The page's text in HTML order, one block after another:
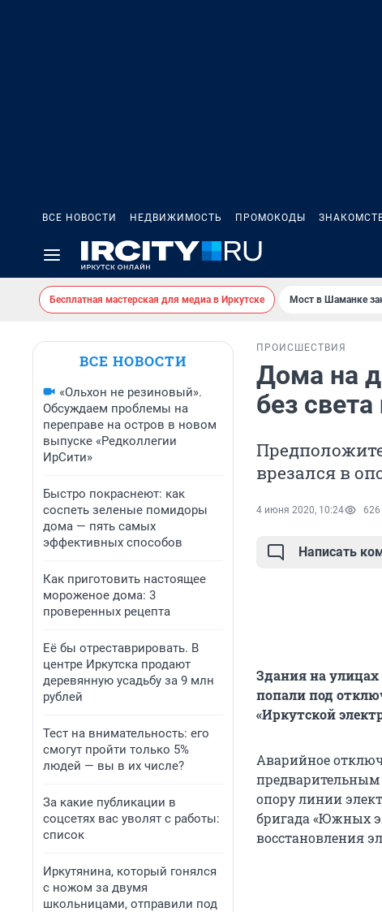
ВСЕ НОВОСТИ НЕДВИЖИМОСТЬ ПРОМОКОДЫ
Бесплатная мастерская для медиа в Иркутске Мост в Шаманке
ВСЕ НОВОСТИ
«Ольхон не резиновый».
Обсуждаем проблемы на
переправе на остров в новом
выпуске «Редколлегии
ИрСити»
Быстро покраснеют: как
соспеть зеленые помидоры
дома — пять самых
эффективных способов
Как приготовить настоящее
мороженое дома: 3
проверенных рецепта
Её бы отреставрировать. В
центре Иркутска продают
деревянную усадьбу за 9 млн
рублей
Тест на внимательность: его
смогут пройти только 5%
людей — вы в их числе?
За какие публикации в
соцсетях вас уволят с работы:
список
Иркутянина, который гонялся
с ножом за двумя
школьницами, отправили под
ПРОИСШЕСТВИЯ
Дома на
без
врезался в
4 июня 2020, 10:24 626
Написать
Здания на
попали под
«Иркутской
Аварийное
предварительным
опору линии
бригада «Южных
восстановления